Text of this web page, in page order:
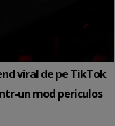
viral de pe TikTok
un mod periculos